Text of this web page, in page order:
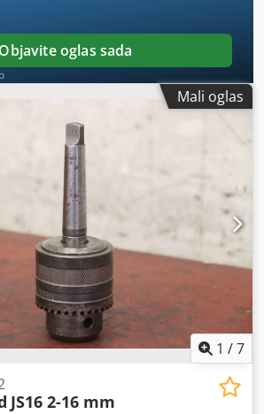
Objavite oglas sada
Mali oglas
1 /7
JS16 2-16 mm